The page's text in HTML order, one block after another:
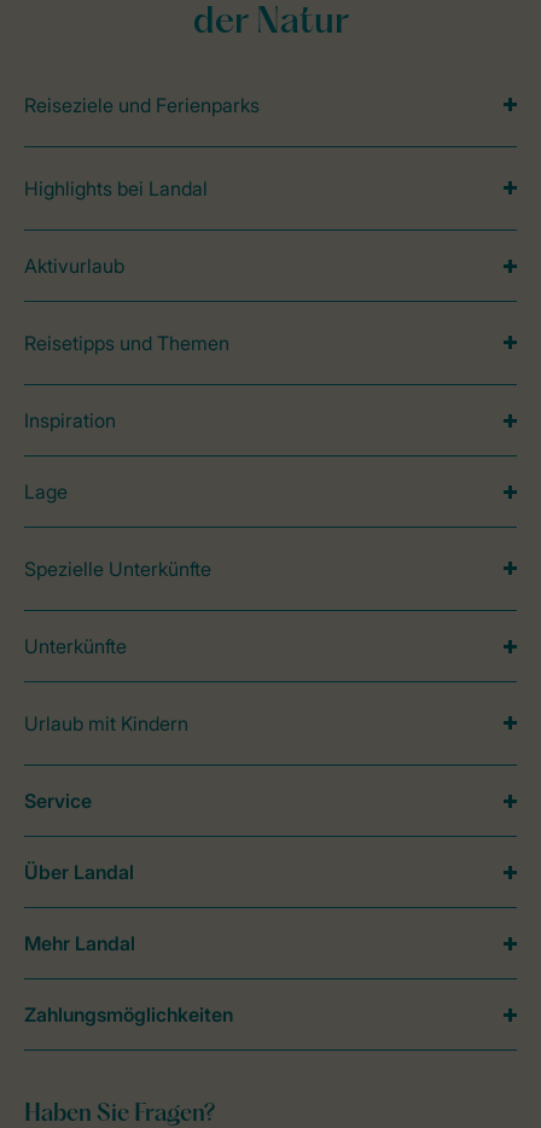
der Natur
Reiseziele und Ferienparks
Highlights bei Landal
Aktivurlaub
Reisetipps und Themen
Inspiration
Lage
Spezielle Unterkünfte
Unterkünfte
Urlaub mit Kindern
Haben Sie Fragen?
Service
Über Landal
Mehr Landal
Zahlungsmöglichkeiten